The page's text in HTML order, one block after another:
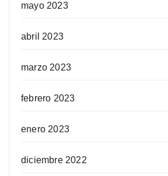
mayo 2023
abril 2023
marzo 2023
febrero 2023
enero 2023
diciembre 2022